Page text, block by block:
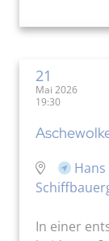
21
Mai 2026
19:30
In einer